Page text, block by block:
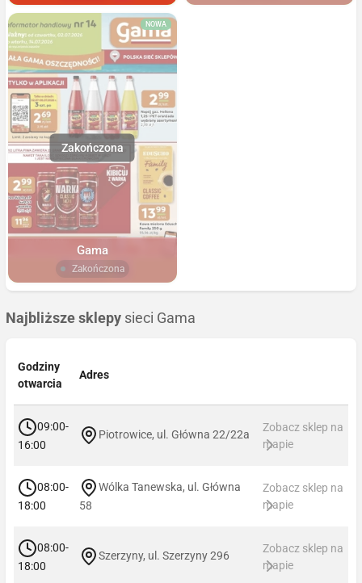
NOWA
Gama
Zakończona
Najbliższe sklepy sieci Gama
Godziny
otwarcia
Adres
09:00-
16:00
Piotrowice, ul. Główna 22/22a
Zobacz sklep na
mapie
08:00-
18:00
Wólka Tanewska, ul. Główna
58
Zobacz sklep na
mapie
08:00-
18:00
Szerzyny, ul. Szerzyny 296
Zobacz sklep na
mapie